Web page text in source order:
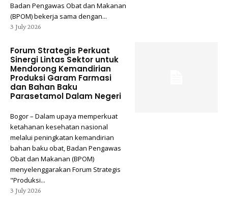
Badan Pengawas Obat dan Makanan
(BPOM) bekerja sama dengan...
3 July 2026
Forum Strategis Perkuat
Sinergi Lintas Sektor untuk
Mendorong Kemandirian
Produksi Garam Farmasi
dan Bahan Baku
Parasetamol Dalam Negeri
Bogor – Dalam upaya memperkuat
ketahanan kesehatan nasional
melalui peningkatan kemandirian
bahan baku obat, Badan Pengawas
Obat dan Makanan (BPOM)
menyelenggarakan Forum Strategis
"Produksi...
3 July 2026